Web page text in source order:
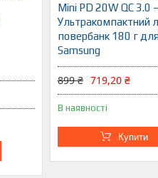
Mini PD 20W QC 3.0 –
Ультракомпактний
повербанк 180 г
Samsung
899 ₴ 719,20 ₴
В наявності
Купити